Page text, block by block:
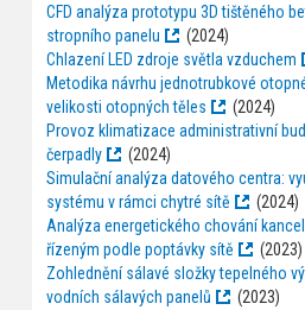
CFD analýza prototypu 3D tištěného
stropního panelu
(2024)
Chlazení LED zdroje světla vzduchem
Metodika návrhu jednotrubkové
velikosti otopných těles
(2024)
Provoz klimatizace administrativní
čerpadly
(2024)
Simulační analýza datového centra:
systému v rámci chytré sítě
(2024)
Analýza energetického chování
řízeným podle poptávky sítě
(2023)
Zohlednění sálavé složky tepelného
vodních sálavých panelů
(2023)